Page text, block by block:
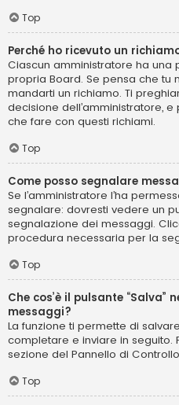
Top
Perché ho ricevuto un
Ciascun amministratore ha
propria Board. Se pensa che tu
mandarti un richiamo. Ti
decisione dell’amministratore, e
che fare con questi richiami.
Top
Come posso segnalare
Se l’amministratore l’ha
segnalare: dovresti vedere un
segnalazione dei messaggi.
procedura necessaria per la
Top
Che cos’è il pulsante “Salva”
messaggi?
La funzione ti permette di
completare e inviare in seguito.
sezione del Pannello di
Top